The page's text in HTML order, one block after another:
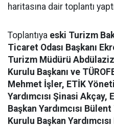
haritasına dair toplantı
Toplantıya eski Turizm
Ticaret Odası Başkanı
Turizm Müdürü
Kurulu Başkanı ve
Mehmet İşler, ETİK
Yardımcısı Şinasi
Başkan Yardımcısı
Kurulu Başkan